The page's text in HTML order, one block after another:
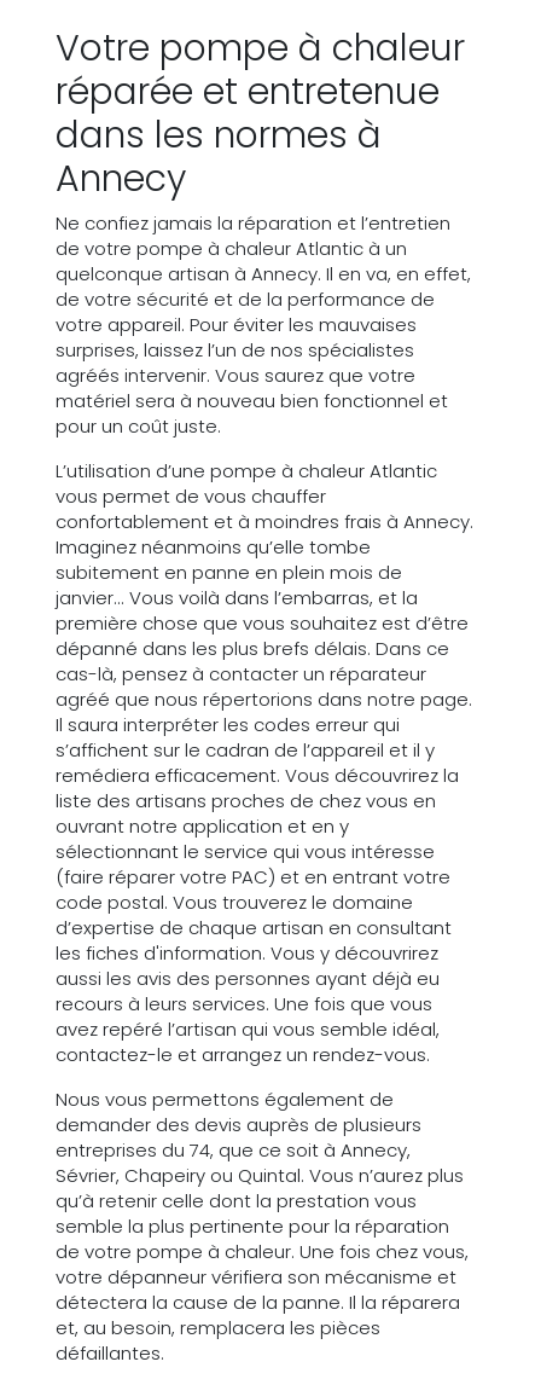
Votre pompe à chaleur
réparée et entretenue
dans les normes à
Annecy
Ne confiez jamais la réparation et l’entretien
de votre pompe à chaleur Atlantic à un
quelconque artisan à Annecy. Il en va, en effet,
de votre sécurité et de la performance de
votre appareil. Pour éviter les mauvaises
surprises, laissez l’un de nos spécialistes
agréés intervenir. Vous saurez que votre
matériel sera à nouveau bien fonctionnel et
pour un coût juste.
L’utilisation d’une pompe à chaleur Atlantic
vous permet de vous chauffer
confortablement et à moindres frais à Annecy.
Imaginez néanmoins qu’elle tombe
subitement en panne en plein mois de
janvier... Vous voilà dans l’embarras, et la
première chose que vous souhaitez est d’être
dépanné dans les plus brefs délais. Dans ce
cas-là, pensez à contacter un réparateur
agréé que nous répertorions dans notre page.
Il saura interpréter les codes erreur qui
s’affichent sur le cadran de l’appareil et il y
remédiera efficacement. Vous découvrirez la
liste des artisans proches de chez vous en
ouvrant notre application et en y
sélectionnant le service qui vous intéresse
(faire réparer votre PAC) et en entrant votre
code postal. Vous trouverez le domaine
d’expertise de chaque artisan en consultant
les fiches d'information. Vous y découvrirez
aussi les avis des personnes ayant déjà eu
recours à leurs services. Une fois que vous
avez repéré l’artisan qui vous semble idéal,
contactez-le et arrangez un rendez-vous.
Nous vous permettons également de
demander des devis auprès de plusieurs
entreprises du 74, que ce soit à Annecy,
Sévrier, Chapeiry ou Quintal. Vous n’aurez plus
qu’à retenir celle dont la prestation vous
semble la plus pertinente pour la réparation
de votre pompe à chaleur. Une fois chez vous,
votre dépanneur vérifiera son mécanisme et
détectera la cause de la panne. Il la réparera
et, au besoin, remplacera les pièces
défaillantes.